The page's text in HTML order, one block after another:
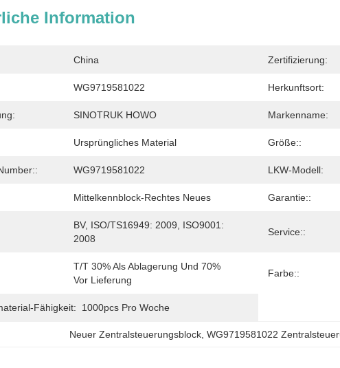
Information
China Zertifizierung:
WG9719581022 Herkunftsort:
SINOTRUK HOWO Markenname:
Ursprüngliches Material Größe::
WG9719581022 LKW-Modell:
Mittelkennblock-Rechtes Neues Garantie::
BV, ISO/TS16949: 2009, ISO9001:
2008
Service::
T/T 30% Als Ablagerung Und 70%
Vor Lieferung
Farbe::
Fähigkeit: 1000pcs Pro Woche
Neuer Zentralsteuerungsblock , WG9719581022